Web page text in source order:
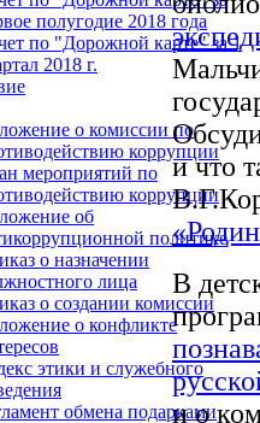
полугодие 2018 года
по "Дорожной карте" за 1
2018 г.
о комиссии по
коррупции
мероприятий по
коррупции
об
политике
о назначении
лица
о создании комиссии
о конфликте
этики и служебного
обмена подарками
и что
В
и о